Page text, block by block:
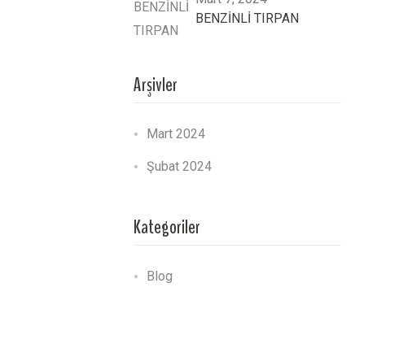
BENZİNLİ TIRPAN
Arşivler
Mart 2024
Şubat 2024
Kategoriler
Blog